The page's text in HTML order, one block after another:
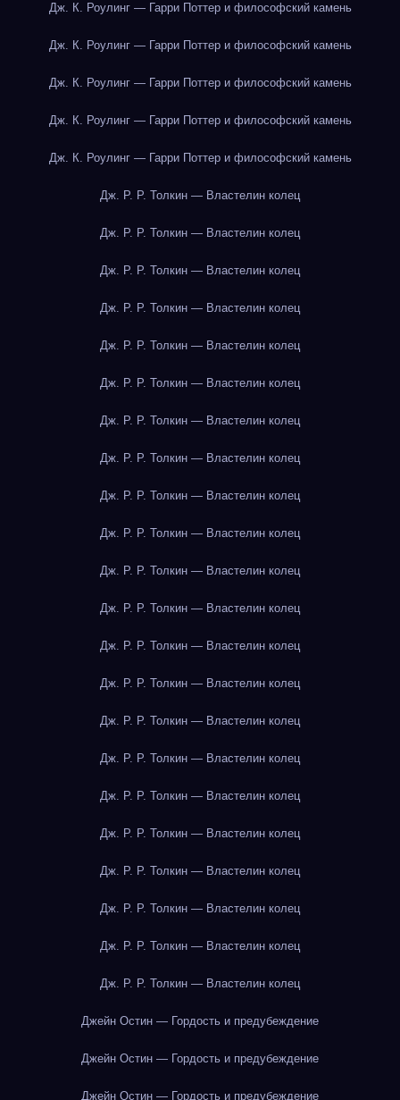
Дж. К. Роулинг — Гарри Поттер и философский камень
Дж. К. Роулинг — Гарри Поттер и философский камень
Дж. К. Роулинг — Гарри Поттер и философский камень
Дж. К. Роулинг — Гарри Поттер и философский камень
Дж. К. Роулинг — Гарри Поттер и философский камень
Дж. Р. Р. Толкин — Властелин колец
Дж. Р. Р. Толкин — Властелин колец
Дж. Р. Р. Толкин — Властелин колец
Дж. Р. Р. Толкин — Властелин колец
Дж. Р. Р. Толкин — Властелин колец
Дж. Р. Р. Толкин — Властелин колец
Дж. Р. Р. Толкин — Властелин колец
Дж. Р. Р. Толкин — Властелин колец
Дж. Р. Р. Толкин — Властелин колец
Дж. Р. Р. Толкин — Властелин колец
Дж. Р. Р. Толкин — Властелин колец
Дж. Р. Р. Толкин — Властелин колец
Дж. Р. Р. Толкин — Властелин колец
Дж. Р. Р. Толкин — Властелин колец
Дж. Р. Р. Толкин — Властелин колец
Дж. Р. Р. Толкин — Властелин колец
Дж. Р. Р. Толкин — Властелин колец
Дж. Р. Р. Толкин — Властелин колец
Дж. Р. Р. Толкин — Властелин колец
Дж. Р. Р. Толкин — Властелин колец
Дж. Р. Р. Толкин — Властелин колец
Дж. Р. Р. Толкин — Властелин колец
Джейн Остин — Гордость и предубеждение
Джейн Остин — Гордость и предубеждение
Джейн Остин — Гордость и предубеждение